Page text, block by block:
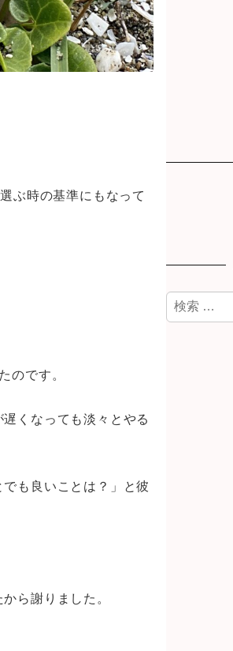
ぶ時の基準にもなって
のです。
くなっても淡々とやる
も良いことは？」と彼
ら謝りました。
検
索